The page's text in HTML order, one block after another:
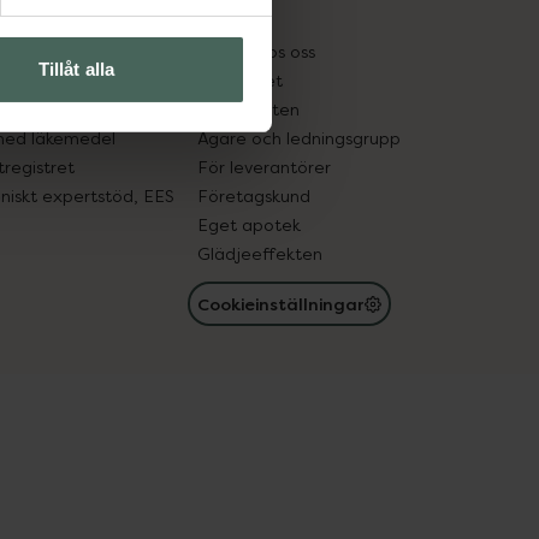
Tillåt alla
in gammal medicin
läkemedel
expertstöd, EES
Pressrum
Jobba hos oss
Hållbarhet
Samarbeten
Ägare och ledningsgrupp
För leverantörer
Företagskund
Eget apotek
Glädjeeffekten
Cookieinställningar